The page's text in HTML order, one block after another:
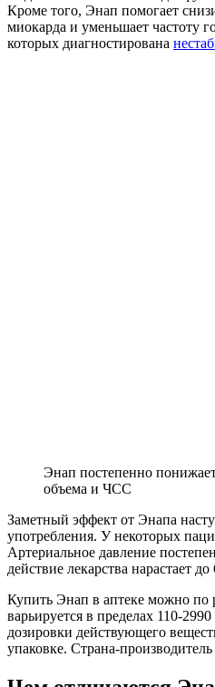
Кроме того, Энап помогает
миокарда и уменьшает частоту
которых диагностирована
Энап постепенно
объема и ЧСС
Заметный эффект от Энапа
употребления. У некоторых
Артериальное давление
действие лекарства нарастает до
Купить Энап в аптеке можно по
варьируется в пределах 110-
дозировки действующего
упаковке. Страна-